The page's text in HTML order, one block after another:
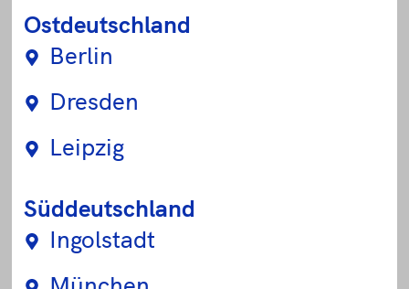
Ostdeutschland
Berlin
Dresden
Leipzig
Süddeutschland
Ingolstadt